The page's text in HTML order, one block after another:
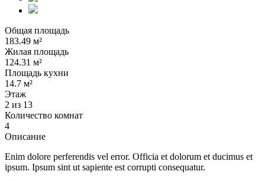
Общая площадь
183.49 м²
Жилая площадь
124.31 м²
Площадь кухни
14.7 м²
Этаж
2 из 13
Количество комнат
4
Описание
Enim dolore perferendis vel error. Officia et dolorum et ducimus et
ipsum. Ipsum sint ut sapiente est corrupti consequatur.